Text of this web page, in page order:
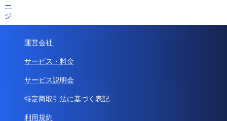
ー
ジ
運営会社
サービス・料金
サービス説明会
特定商取引法に基づく表記
利用規約